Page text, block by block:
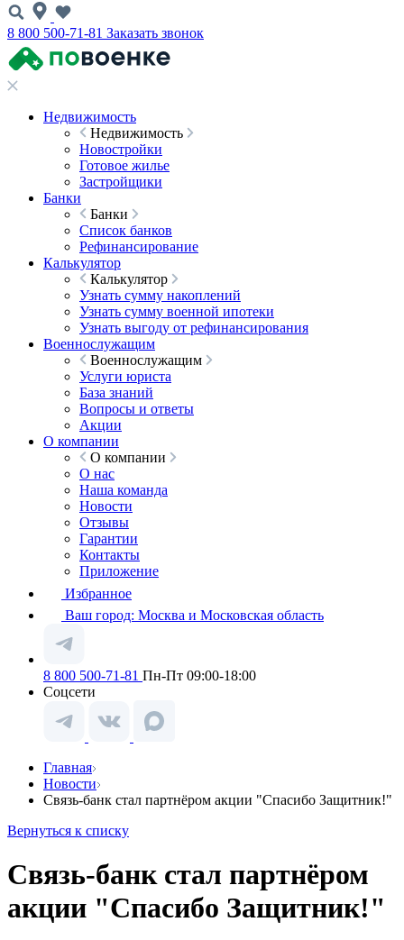
8 800 500-71-81 Заказать звонок
Недвижимость
Недвижимость
Новостройки
Готовое жилье
Застройщики
Банки
Банки
Список банков
Рефинансирование
Калькулятор
Калькулятор
Узнать сумму накоплений
Узнать сумму военной ипотеки
Узнать выгоду от рефинансирования
Военнослужащим
Военнослужащим
Услуги юриста
База знаний
Вопросы и ответы
Акции
О компании
О компании
О нас
Наша команда
Новости
Отзывы
Гарантии
Контакты
Приложение
Избранное
Ваш город: Москва и Московская область
8 800 500-71-81 Пн-Пт 09:00-18:00
Соцсети
Главная
Новости
Связь-банк стал партнёром акции "Спасибо Защитник!"
Вернуться к списку
Связь-банк стал партнёром
акции "Спасибо Защитник!"